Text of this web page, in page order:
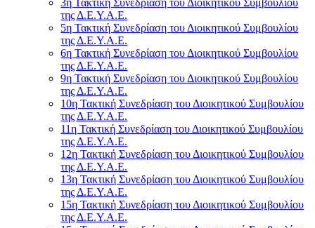
της Δ.Ε.Υ.Α.Ε.
5η Τακτική Συνεδρίαση του Διοικητικού Συμβουλίου
της Δ.Ε.Υ.Α.Ε.
6η Τακτική Συνεδρίαση του Διοικητικού Συμβουλίου
της Δ.Ε.Υ.Α.Ε.
9η Τακτική Συνεδρίαση του Διοικητικού Συμβουλίου
της Δ.Ε.Υ.Α.Ε.
10η Τακτική Συνεδρίαση του Διοικητικού Συμβουλίου
της Δ.Ε.Υ.Α.Ε.
11η Τακτική Συνεδρίαση του Διοικητικού Συμβουλίου
της Δ.Ε.Υ.Α.Ε.
12η Τακτική Συνεδρίαση του Διοικητικού Συμβουλίου
της Δ.Ε.Υ.Α.Ε.
13η Τακτική Συνεδρίαση του Διοικητικού Συμβουλίου
της Δ.Ε.Υ.Α.Ε.
15η Τακτική Συνεδρίαση του Διοικητικού Συμβουλίου
της Δ.Ε.Υ.Α.Ε.